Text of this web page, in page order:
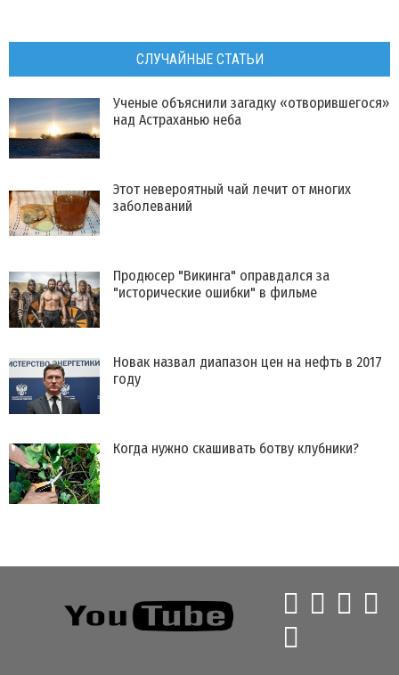
СЛУЧАЙНЫЕ СТАТЬИ
Ученые объяснили загадку «отворившегося»
над Астраханью неба
Этот невероятный чай лечит от многих
заболеваний
Продюсер "Викинга" оправдался за
"исторические ошибки" в фильме
Новак назвал диапазон цен на нефть в 2017
году
Когда нужно скашивать ботву клубники?